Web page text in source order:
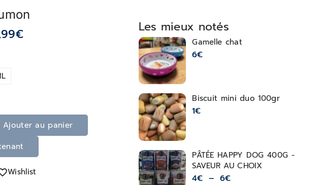
Les mieux notés
Gamelle chat
6€
Biscuit mini duo 100gr
1€
PÂTÉE HAPPY DOG 400G -
SAVEUR AU CHOIX
4€ – 6€
€
Ajouter au panier
Wishlist